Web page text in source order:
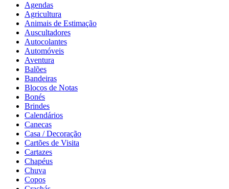
Agendas
Agricultura
Animais de Estimação
Auscultadores
Autocolantes
Automóveis
Aventura
Balões
Bandeiras
Blocos de Notas
Bonés
Brindes
Calendários
Canecas
Casa / Decoração
Cartões de Visita
Cartazes
Chapéus
Chuva
Copos